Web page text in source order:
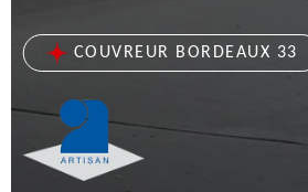
COUVREUR BORDEAUX 33